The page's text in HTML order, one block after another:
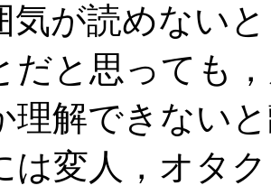
気が読めない
だと思っても
理解できない
は変人，オタ